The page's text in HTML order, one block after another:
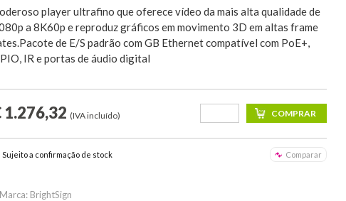
player ultrafino que oferece vídeo da mais alta qualidade de
a 8K60p e reproduz gráficos em movimento 3D em altas frame
de E/S padrão com GB Ethernet compatível com PoE+,
IR e portas de áudio digital
1.276,32 (IVA incluído)
Sujeito a confirmação de stock Comparar
Marca: BrightSign